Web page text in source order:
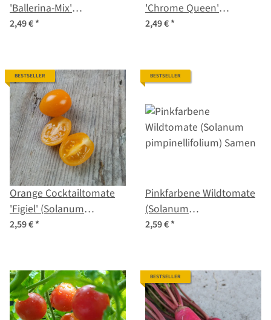
'Ballerina-Mix'
(Eschscholzia californica)
2,49 €*
'Chrome Queen'
(Eschscholzia californica)
2,49 €*
BESTSELLER
Orange Cocktailtomate
'Figiel' (Solanum
lycopersicum) Bio
2,59 €*
BESTSELLER
Pinkfarbene Wildtomate
(Solanum
pimpinellifolium) Samen
2,59 €*
BESTSELLER